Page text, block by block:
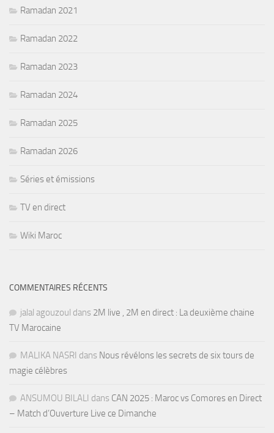
Ramadan 2021
Ramadan 2022
Ramadan 2023
Ramadan 2024
Ramadan 2025
Ramadan 2026
Séries et émissions
TV en direct
Wiki Maroc
COMMENTAIRES RÉCENTS
jalal agouzoul dans 2M live , 2M en direct : La deuxième chaine
TV Marocaine
MALIKA NASRI dans Nous révélons les secrets de six tours de
magie célèbres
ANSUMOU BILALI dans CAN 2025 : Maroc vs Comores en Direct
– Match d’Ouverture Live ce Dimanche